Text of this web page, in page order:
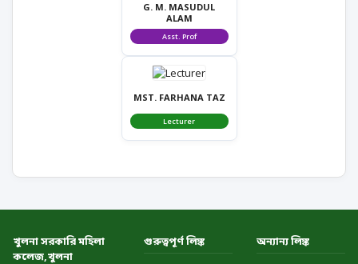
G. M. MASUDUL
ALAM
Asst. Prof
MST. FARHANA TAZ
Lecturer
খুলনা সরকারি মহিলা
কলেজ,খুলনা
গুরুত্বপূর্ণ লিঙ্ক অন্যান্য লিঙ্ক